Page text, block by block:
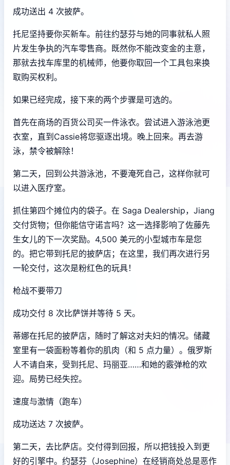
成功送出 4 次披萨。
托尼坚持要你买新车。前往约瑟芬与她的同事就私人照
片发生争执的汽车零售商。既然你不能改变金的主意，
那就去找车库里的机械师，他要你取回一个工具包来换
取购买权利。
如果已经完成，接下来的两个步骤是可选的。
首先在商场的百货公司买一件泳衣。尝试进入游泳池更
衣室，直到Cassie将您驱逐出境。晚上回来。再去游
泳，禁令被解除！
第二天，回到公共游泳池，不要淹死自己，这样你就可
以进入医疗室。
抓住第四个摊位内的袋子。在 Saga Dealership，Jiang
交付货物；但你能信守诺言吗？这一选择影响了佐藤先
生女儿的下一次奖励。4,500 美元的小型城市车是您
的。把它带到托尼的披萨店；在这里，我们再次进行另
一轮交付，这次是粉红色的玩具！
枪战不要带刀
成功交付 8 次比萨饼并等待 5 天。
蒂娜在托尼的披萨店，随时了解这对夫妇的情况。储藏
室里有一袋面粉等着你的肌肉（和 5 点力量）。俄罗斯
人不请自来，受到托尼、玛丽亚……和她的霰弹枪的欢
迎。局势已经失控。
速度与激情（跑车）
成功送达 7 次披萨。
第二天，去比萨店。交付得到回报，所以把钱投入到更
好的引擎中。约瑟芬（Josephine）在经销商处总是恶作